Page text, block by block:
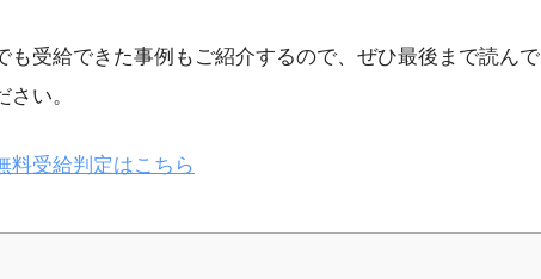
も受給できた事例もご紹介するので、ぜひ最後まで読んで
い。
受給判定はこちら